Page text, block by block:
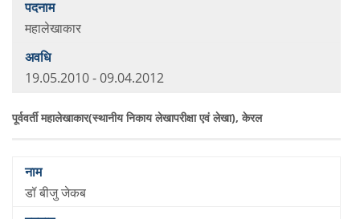
महालेखाकार
19.05.2010 - 09.04.2012
पूर्ववर्ती महालेखाकार(स्थानीय निकाय लेखापरीक्षा एवं लेखा), केरल
डॉ बीजु जेकब